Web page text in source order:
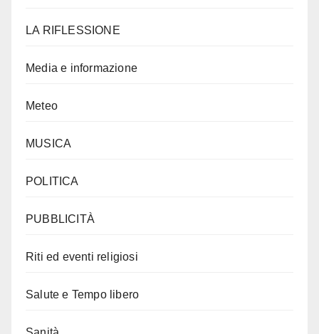
LA RIFLESSIONE
Media e informazione
Meteo
MUSICA
POLITICA
PUBBLICITÀ
Riti ed eventi religiosi
Salute e Tempo libero